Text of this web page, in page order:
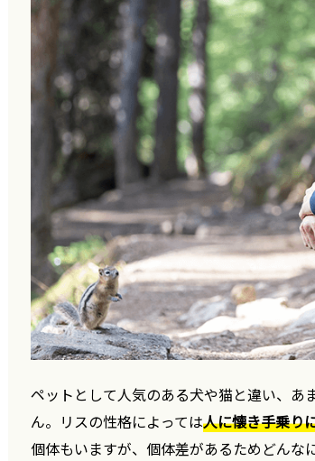
ペットとして人気のある犬や猫と違い、あ
ん。リスの性格によっては人に懐き手乗り
個体もいますが、個体差があるためどんな